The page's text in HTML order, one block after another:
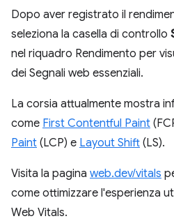
Dopo aver registrato il
seleziona la casella di controllo
nel riquadro Rendimento per
dei Segnali web essenziali.
La corsia attualmente mostra
come First Contentful Paint
Paint (LCP) e Layout Shift (LS).
Visita la pagina web.dev/vitals
come ottimizzare l'esperienza
Web Vitals.